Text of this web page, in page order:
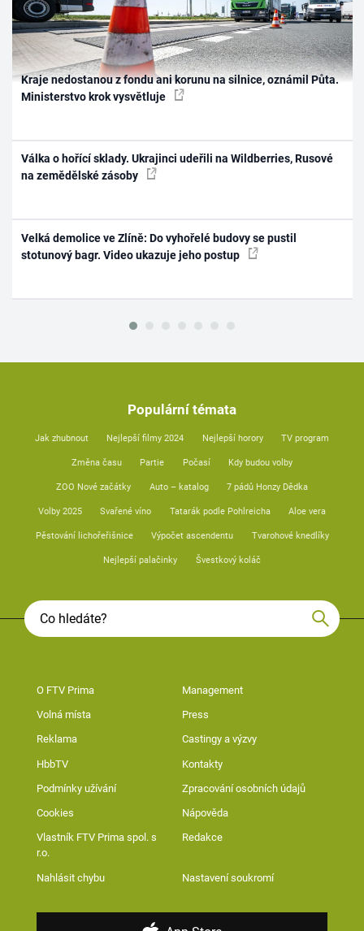
Kraje nedostanou z fondu ani korunu na silnice, oznámil Půta.
Ministerstvo krok vysvětluje
Válka o hořící sklady. Ukrajinci udeřili na Wildberries, Rusové
na zemědělské zásoby
Velká demolice ve Zlíně: Do vyhořelé budovy se pustil
stotunový bagr. Video ukazuje jeho postup
Populární témata
Jak zhubnout Nejlepší filmy 2024 Nejlepší horory TV program
Změna času Partie Počasí Kdy budou volby
ZOO Nové začátky Auto – katalog 7 pádů Honzy Dědka
Volby 2025 Svařené víno Tatarák podle Pohlreicha Aloe vera
Pěstování lichořeřišnice Výpočet ascendentu Tvarohové knedlíky
Nejlepší palačinky Švestkový koláč
O FTV Prima Management
Volná místa Press
Reklama Castingy a výzvy
HbbTV Kontakty
Podmínky užívání Zpracování osobních údajů
Cookies Nápověda
Vlastník FTV Prima spol. s
r.o.
Redakce
Nahlásit chybu Nastavení soukromí